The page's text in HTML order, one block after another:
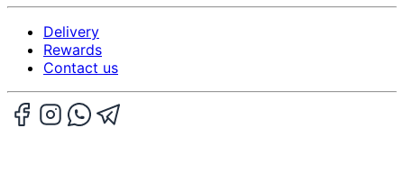
Delivery
Rewards
Contact us